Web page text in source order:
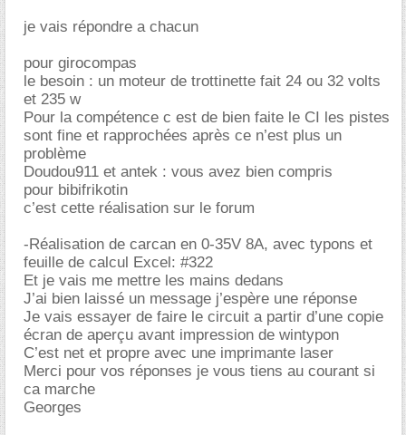
je vais répondre a chacun
pour girocompas
le besoin : un moteur de trottinette fait 24 ou 32 volts
et 235 w
Pour la compétence c est de bien faite le CI les pistes
sont fine et rapprochées après ce n’est plus un
problème
Doudou911 et antek : vous avez bien compris
pour bibifrikotin
c’est cette réalisation sur le forum
-Réalisation de carcan en 0-35V 8A, avec typons et
feuille de calcul Excel: #322
Et je vais me mettre les mains dedans
J’ai bien laissé un message j’espère une réponse
Je vais essayer de faire le circuit a partir d’une copie
écran de aperçu avant impression de wintypon
C’est net et propre avec une imprimante laser
Merci pour vos réponses je vous tiens au courant si
ca marche
Georges